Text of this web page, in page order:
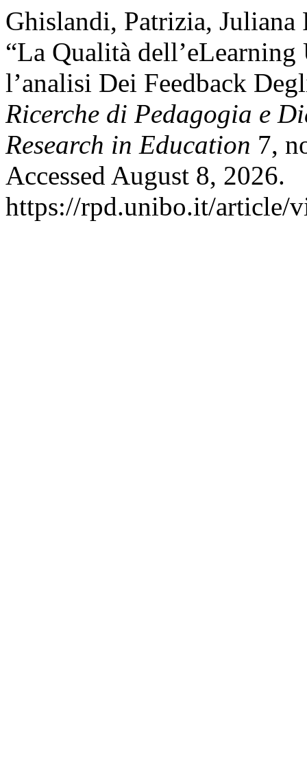
Ghislandi, Patrizia, Juliana
“La Qualità
l’analisi Dei Feedback
Ricerche di Pedagogia e
Research in Education 7,
Accessed August 8, 2026.
https://rpd.unibo.it/article/